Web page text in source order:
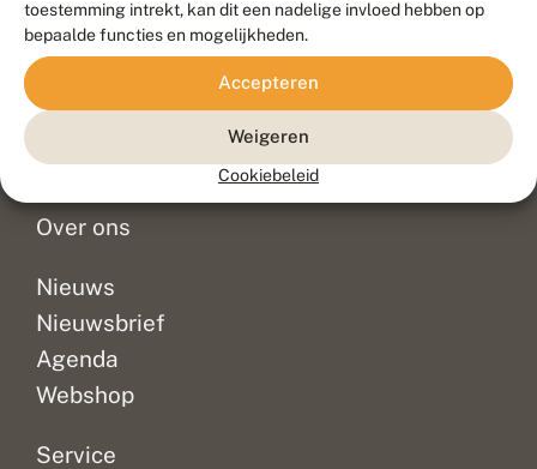
toestemming intrekt, kan dit een nadelige invloed hebben op
bepaalde functies en mogelijkheden.
Accepteren
Weigeren
Cookiebeleid
Contact
Veelgestelde vragen
Doneer
Over ons
Nieuws
Nieuwsbrief
Agenda
Webshop
Service
Privacy
Disclaimer
Sitemap